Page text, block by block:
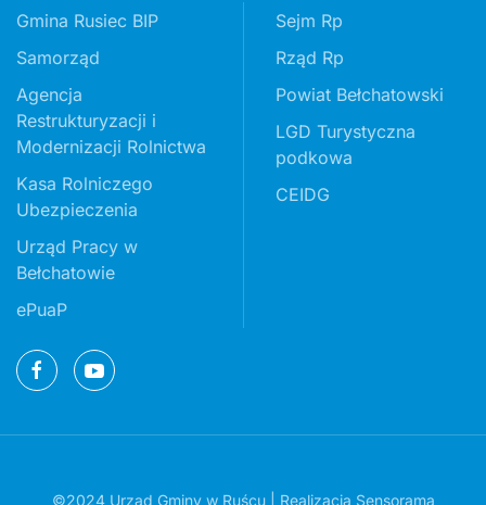
Gmina Rusiec BIP
Samorząd
Agencja
Restrukturyzacji i
Modernizacji Rolnictwa
Kasa Rolniczego
Ubezpieczenia
Urząd Pracy w
Bełchatowie
ePuaP
Sejm Rp
Rząd Rp
Powiat Bełchatowski
LGD Turystyczna
podkowa
CEIDG
©2024 Urząd Gminy w Ruścu | Realizacja Sensorama